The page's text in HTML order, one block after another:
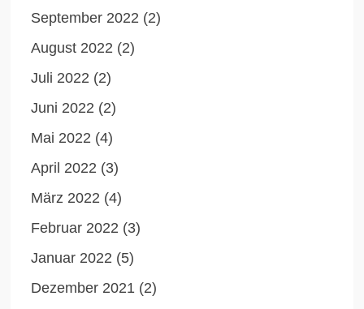
September 2022 (2)
August 2022 (2)
Juli 2022 (2)
Juni 2022 (2)
Mai 2022 (4)
April 2022 (3)
März 2022 (4)
Februar 2022 (3)
Januar 2022 (5)
Dezember 2021 (2)